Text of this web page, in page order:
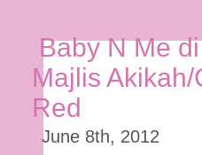
Baby N Me
Majlis
Red
June 8th, 2012